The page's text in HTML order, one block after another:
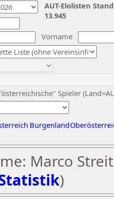
Vorname
Spieler
Burgenland
AUT-Elolisten
13.945
Marco
)